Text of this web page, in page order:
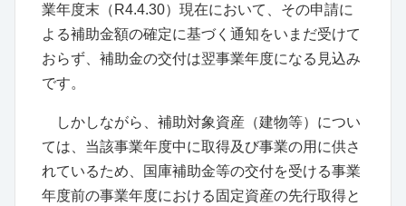
業年度末（R4.4.30）現在において、その申請に
よる補助金額の確定に基づく通知をいまだ受けて
おらず、補助金の交付は翌事業年度になる見込み
です。
しかしながら、補助対象資産（建物等）につい
ては、当該事業年度中に取得及び事業の用に供さ
れているため、国庫補助金等の交付を受ける事業
年度前の事業年度における固定資産の先行取得と